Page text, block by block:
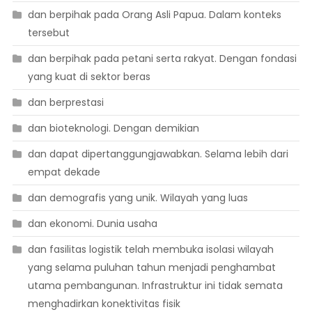
dan berpihak pada Orang Asli Papua. Dalam konteks
tersebut
dan berpihak pada petani serta rakyat. Dengan fondasi
yang kuat di sektor beras
dan berprestasi
dan bioteknologi. Dengan demikian
dan dapat dipertanggungjawabkan. Selama lebih dari
empat dekade
dan demografis yang unik. Wilayah yang luas
dan ekonomi. Dunia usaha
dan fasilitas logistik telah membuka isolasi wilayah
yang selama puluhan tahun menjadi penghambat
utama pembangunan. Infrastruktur ini tidak semata
menghadirkan konektivitas fisik